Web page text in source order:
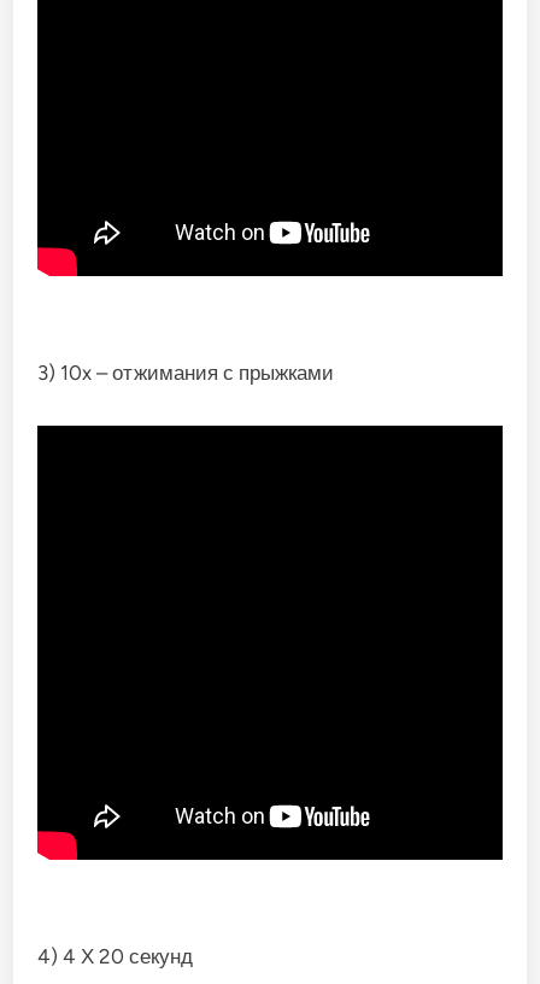
3) 10x – отжимания с прыжками
4) 4 Х 20 секунд